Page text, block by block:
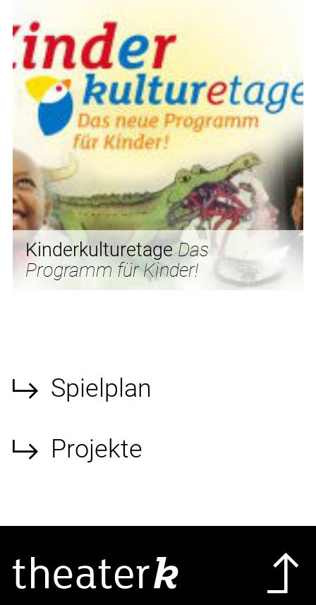
KinderkulturetageDas
Programm für Kinder!
Spielplan
Projekte